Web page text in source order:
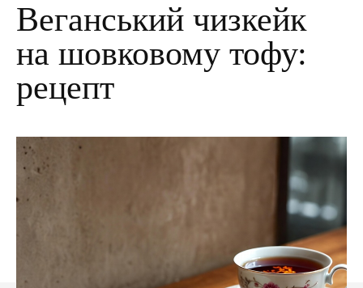
Веганський чизкейк
на шовковому тофу:
рецепт